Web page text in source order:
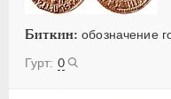
Биткин: обозначение
0